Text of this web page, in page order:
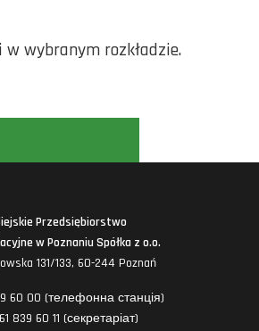
wybranym rozkładzie.
Przedsiębiorstwo
w Poznaniu Spółka z o.o.
131/133, 60-244 Poznań
60 00 (телефонна станція)
839 60 11 (секретаріат)